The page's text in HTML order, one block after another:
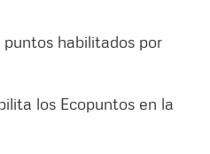
habilitados por
los Ecopuntos en la